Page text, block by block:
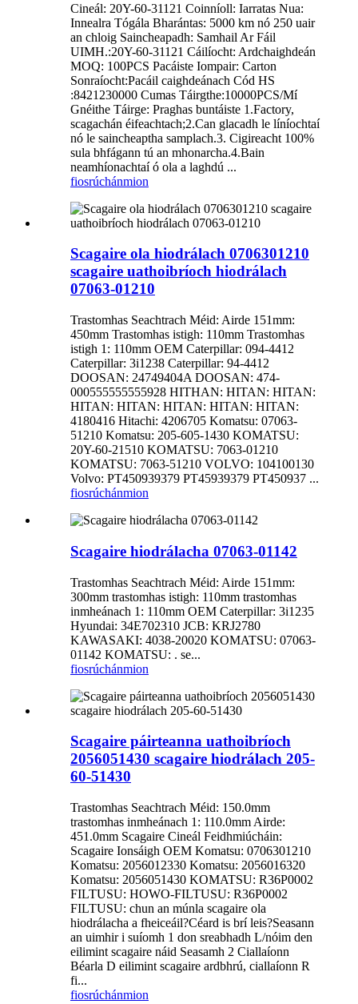
Cineál: 20Y-60-31121 Coinníoll: Iarratas Nua:
Innealra Tógála Bharántas: 5000 km nó 250 uair
an chloig Saincheapadh: Samhail Ar Fáil
UIMH.:20Y-60-31121 Cáilíocht: Ardchaighdeán
MOQ: 100PCS Pacáiste Iompair: Carton
Sonraíocht:Pacáil caighdeánach Cód HS
:8421230000 Cumas Táirgthe:10000PCS/Mí
Gnéithe Táirge: Praghas buntáiste 1.Factory,
scagachán éifeachtach;2.Can glacadh le líníochtaí
nó le saincheaptha samplach.3. Cigireacht 100%
sula bhfágann tú an mhonarcha.4.Bain
neamhíonachtaí ó ola a laghdú ...
fiosrúchánmion
Scagaire ola hiodrálach 0706301210
scagaire uathoibríoch hiodrálach
07063-01210
Trastomhas Seachtrach Méid: Airde 151mm:
450mm Trastomhas istigh: 110mm Trastomhas
istigh 1: 110mm OEM Caterpillar: 094-4412
Caterpillar: 3i1238 Caterpillar: 94-4412
DOOSAN: 24749404A DOOSAN: 474-
000555555555928 HITHAN: HITAN: HITAN:
HITAN: HITAN: HITAN: HITAN: HITAN:
4180416 Hitachi: 4206705 Komatsu: 07063-
51210 Komatsu: 205-605-1430 KOMATSU:
20Y-60-21510 KOMATSU: 7063-01210
KOMATSU: 7063-51210 VOLVO: 104100130
Volvo: PT450939379 PT45939379 PT450937 ...
fiosrúchánmion
Scagaire hiodrálacha 07063-01142
Trastomhas Seachtrach Méid: Airde 151mm:
300mm trastomhas istigh: 110mm trastomhas
inmheánach 1: 110mm OEM Caterpillar: 3i1235
Hyundai: 34E702310 JCB: KRJ2780
KAWASAKI: 4038-20020 KOMATSU: 07063-
01142 KOMATSU: . se...
fiosrúchánmion
Scagaire páirteanna uathoibríoch
2056051430 scagaire hiodrálach 205-
60-51430
Trastomhas Seachtrach Méid: 150.0mm
trastomhas inmheánach 1: 110.0mm Airde:
451.0mm Scagaire Cineál Feidhmiúcháin:
Scagaire Ionsáigh OEM Komatsu: 0706301210
Komatsu: 2056012330 Komatsu: 2056016320
Komatsu: 2056051430 KOMATSU: R36P0002
FILTUSU: HOWO-FILTUSU: R36P0002
FILTUSU: chun an múnla scagaire ola
hiodrálacha a fheiceáil?Céard is brí leis?Seasann
an uimhir i suíomh 1 don sreabhadh L/nóim den
eilimint scagaire náid Seasamh 2 Ciallaíonn
Béarla D eilimint scagaire ardbhrú, ciallaíonn R
fi...
fiosrúchánmion